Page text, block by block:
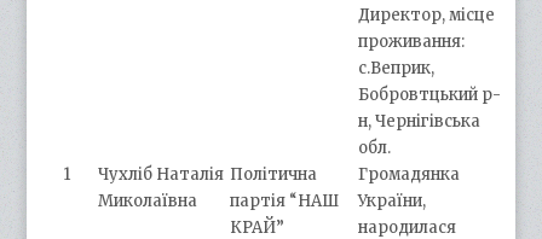
Директор, місце
проживання:
с.Веприк,
Бобровтцький р-
н, Чернігівська
обл.
1
Чухліб Наталія
Миколаївна
Політична
партія “НАШ
КРАЙ”
Громадянка
України,
народилася